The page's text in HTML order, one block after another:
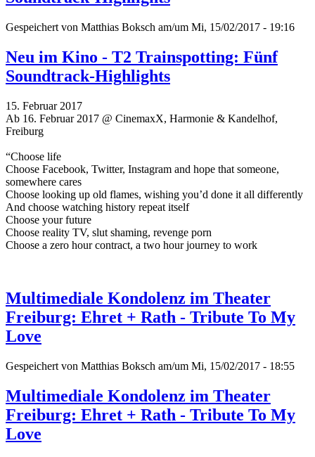
Gespeichert von Matthias Boksch am/um Mi, 15/02/2017 - 19:16
Neu im Kino - T2 Trainspotting: Fünf
Soundtrack-Highlights
15. Februar 2017
Ab 16. Februar 2017 @ CinemaxX, Harmonie & Kandelhof,
Freiburg
“Choose life
Choose Facebook, Twitter, Instagram and hope that someone,
somewhere cares
Choose looking up old flames, wishing you’d done it all differently
And choose watching history repeat itself
Choose your future
Choose reality TV, slut shaming, revenge porn
Choose a zero hour contract, a two hour journey to work
Multimediale Kondolenz im Theater
Freiburg: Ehret + Rath - Tribute To My
Love
Gespeichert von Matthias Boksch am/um Mi, 15/02/2017 - 18:55
Multimediale Kondolenz im Theater
Freiburg: Ehret + Rath - Tribute To My
Love